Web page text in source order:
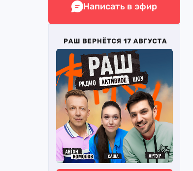
Написать в эфир